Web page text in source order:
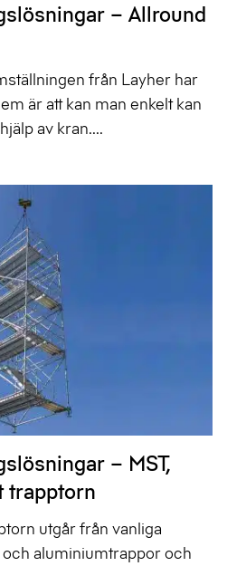
– Allround
från Layher har
är att kan man enkelt kan
av kran....
– MST,
trapptorn
utgår från vanliga
aluminiumtrappor och